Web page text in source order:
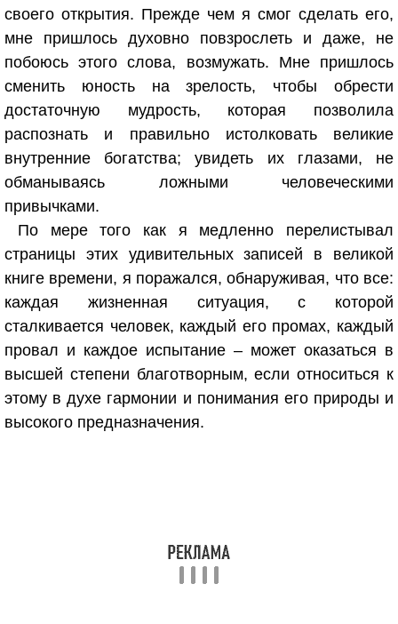
своего открытия. Прежде чем я смог сделать его,
мне пришлось духовно повзрослеть и даже, не
побоюсь этого слова, возмужать. Мне пришлось
сменить юность на зрелость, чтобы обрести
достаточную мудрость, которая позволила
распознать и правильно истолковать великие
внутренние богатства; увидеть их глазами, не
обманываясь ложными человеческими
привычками.
По мере того как я медленно перелистывал
страницы этих удивительных записей в великой
книге времени, я поражался, обнаруживая, что все:
каждая жизненная ситуация, с которой
сталкивается человек, каждый его промах, каждый
провал и каждое испытание – может оказаться в
высшей степени благотворным, если относиться к
этому в духе гармонии и понимания его природы и
высокого предназначения.